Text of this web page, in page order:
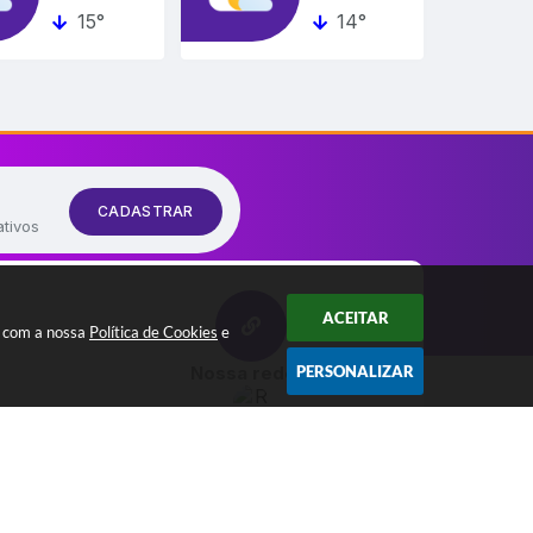
a nossa Política de Cookies e
ACEITAR
PERSONALIZAR
15° 14°
CADASTRAR
Nossa redes!